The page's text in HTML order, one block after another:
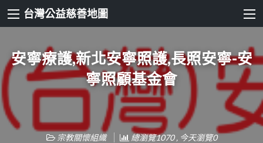
台灣公益慈善地圖
安寧療護,新北安寧照護,長照安寧-安
寧照顧基金會
宗教關懷組織 總瀏覽1070 , 今天瀏覽0